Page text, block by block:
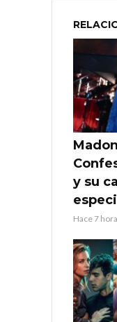
y su
Hace 7